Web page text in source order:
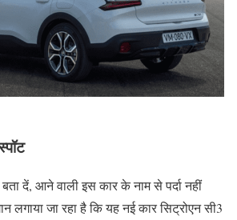
दें, आने वाली इस कार के नाम से पर्दा नहीं
लगाया जा रहा है कि यह नई कार सिट्रोएन सी3